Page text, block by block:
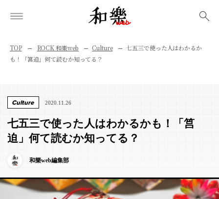
TOP ROCK 和樂web Culture
七五三で使った人はわかるか
も！「筥迫」何て読むか知ってる？
Culture 2020.11.26
七五三で使った人はわかるかも！「筥
迫」何て読むか知ってる？
和樂web編集部